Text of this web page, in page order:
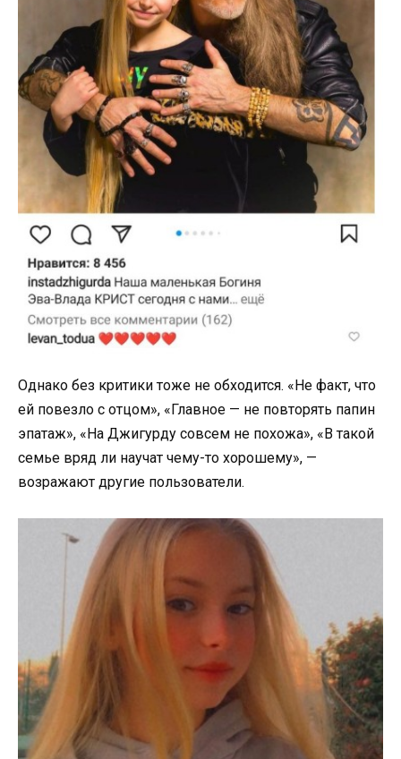
Однако без критики тоже не обходится. «Не факт, что
ей повезло с отцом», «Главное — не повторять папин
эпатаж», «На Джигурду совсем не похожа», «В такой
семье вряд ли научат чему-то хорошему», —
возражают другие пользователи.